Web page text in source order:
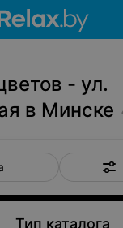
- ул.
в Минске
Тип каталога